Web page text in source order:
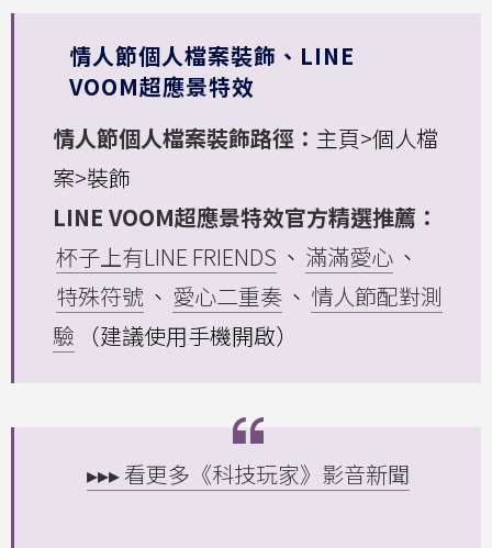
情人節個人檔案裝飾、LINE
VOOM超應景特效
情人節個人檔案裝飾路徑： 主頁>個人檔
案>裝飾
LINE VOOM超應景特效官方精選推薦：
杯子上有LINE FRIENDS 、 滿滿愛心 、
特殊符號 、 愛心二重奏 、 情人節配對測
驗
（建議使用手機開啟）
▸▸▸ 看更多《科技玩家》影音新聞